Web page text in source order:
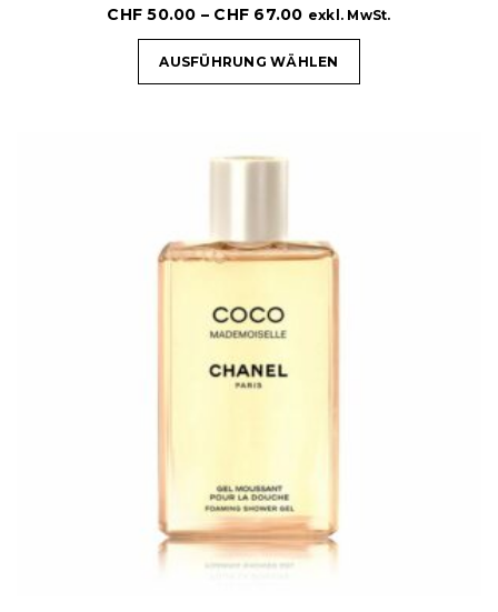
CHF 50.00 – CHF 67.00 exkl. MwSt.
AUSFÜHRUNG WÄHLEN